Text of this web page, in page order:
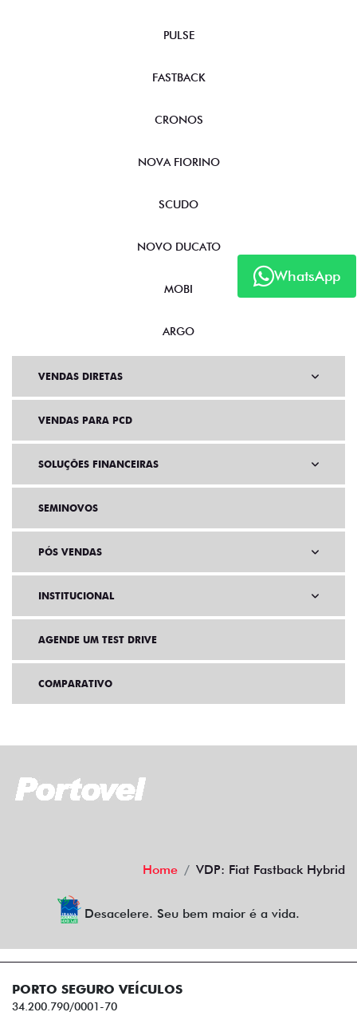
WhatsApp
PULSE
FASTBACK
CRONOS
NOVA FIORINO
SCUDO
NOVO DUCATO
MOBI
ARGO
VENDAS DIRETAS
VENDAS PARA PCD
SOLUÇÕES FINANCEIRAS
SEMINOVOS
PÓS VENDAS
INSTITUCIONAL
AGENDE UM TEST DRIVE
COMPARATIVO
Home VDP: Fiat Fastback Hybrid
Desacelere. Seu bem maior é a vida.
PORTO SEGURO VEÍCULOS
34.200.790/0001-70